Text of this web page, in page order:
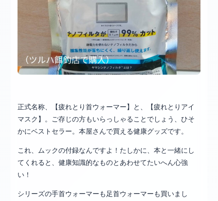
正式名称、【疲れとり首ウォーマー】と、【疲れとりアイ
マスク】。ご存じの方もいらっしゃることでしょう、ひそ
かにベストセラー。本屋さんで買える健康グッズです。
これ、ムックの付録なんですよ！たしかに、本と一緒にし
てくれると、健康知識的なものとあわせてたいへん心強
い！
シリーズの手首ウォーマーも足首ウォーマーも買いまし